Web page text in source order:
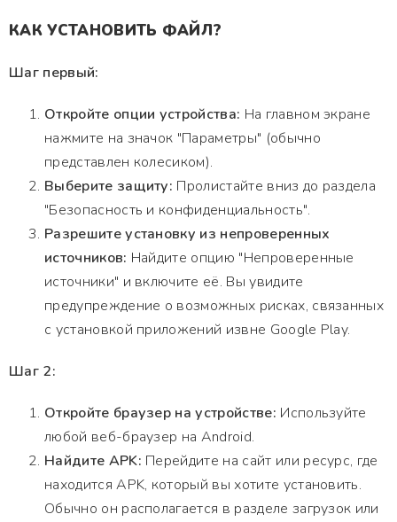
КАК УСТАНОВИТЬ ФАЙЛ?
Шаг первый:
Откройте опции устройства: На главном экране
нажмите на значок "Параметры" (обычно
представлен колесиком).
Выберите защиту: Пролистайте вниз до раздела
"Безопасность и конфиденциальность".
Разрешите установку из непроверенных
источников: Найдите опцию "Непроверенные
источники" и включите её. Вы увидите
предупреждение о возможных рисках, связанных
с установкой приложений извне Google Play.
Шаг 2:
Откройте браузер на устройстве: Используйте
любой веб-браузер на Android.
Найдите APK: Перейдите на сайт или ресурс, где
находится APK, который вы хотите установить.
Обычно он располагается в разделе загрузок или